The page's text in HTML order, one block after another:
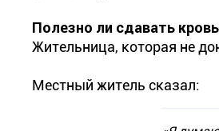
Полезно ли сдавать
Жительница, которая не
Местный житель сказал: